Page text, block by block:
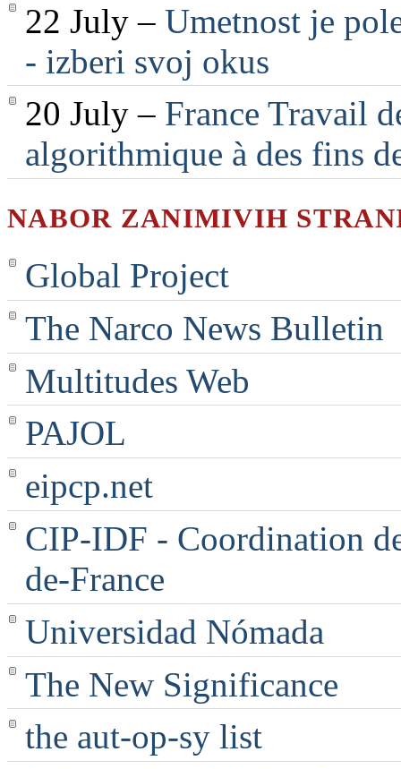
22 July – Umetnost je
- izberi svoj okus
20 July – France Travail
algorithmique à des fins
NABOR ZANIMIVIH
Global Project
The Narco News Bulletin
Multitudes Web
PAJOL
eipcp.net
CIP-IDF - Coordination
de-France
Universidad Nómada
The New Significance
the aut-op-sy list